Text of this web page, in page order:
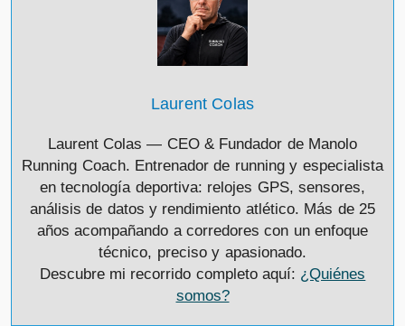
Laurent Colas
Laurent Colas — CEO & Fundador de Manolo
Running Coach. Entrenador de running y especialista
en tecnología deportiva: relojes GPS, sensores,
análisis de datos y rendimiento atlético. Más de 25
años acompañando a corredores con un enfoque
técnico, preciso y apasionado.
Descubre mi recorrido completo aquí: ¿Quiénes
somos?